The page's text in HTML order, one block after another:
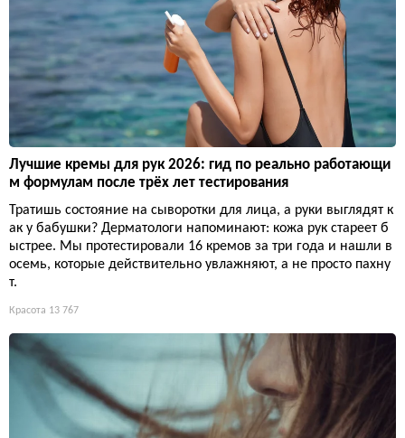
Лучшие кремы для рук 2026: гид по реально работающи
м формулам после трёх лет тестирования
Тратишь состояние на сыворотки для лица, а руки выглядят к
ак у бабушки? Дерматологи напоминают: кожа рук стареет б
ыстрее. Мы протестировали 16 кремов за три года и нашли в
осемь, которые действительно увлажняют, а не просто пахну
т.
Красота 13 767